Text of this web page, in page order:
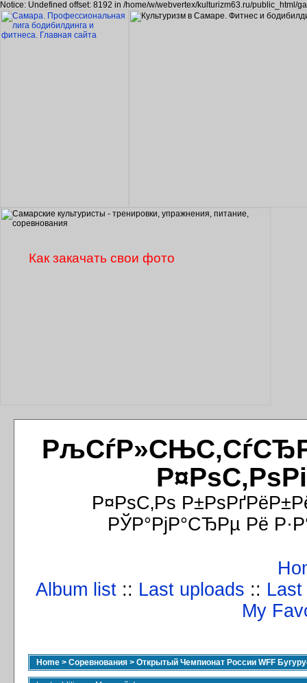
Notice: Undefined offset: 8192 in /home/w/webvertex/kulturizm63.ru/public_html/
Р¤РѕС‚Рѕ
РЎР°РјР°СЂРµ Рё
Album list :: Last uploads ::
My
Home > Соревнования > Открытый Чемпионат России WFF
Как закачать свои фото